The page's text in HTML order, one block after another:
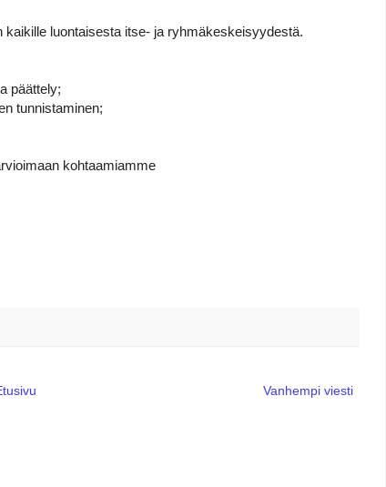
luontaisesta itse- ja ryhmäkeskeisyydestä.
päättely;
tunnistaminen;
kohtaamiamme
Vanhempi viesti